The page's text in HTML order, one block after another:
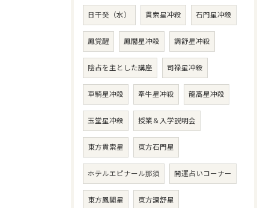
日干癸（水） 貫索星冲殺 石門星冲殺
鳳覚醒 鳳閣星冲殺 調舒星冲殺
陰占を主とした講座 司禄星冲殺
車騎星冲殺 牽牛星冲殺 龍高星冲殺
玉堂星冲殺 授業＆入学説明会
東方貫索星 東方石門星
ホテルエピナール那須 開運占いコーナー
東方鳳閣星 東方調舒星